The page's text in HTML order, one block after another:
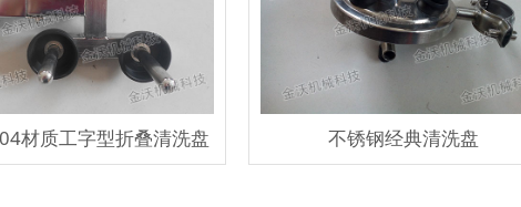
材质工字型折叠清洗盘 不锈钢经典清洗盘